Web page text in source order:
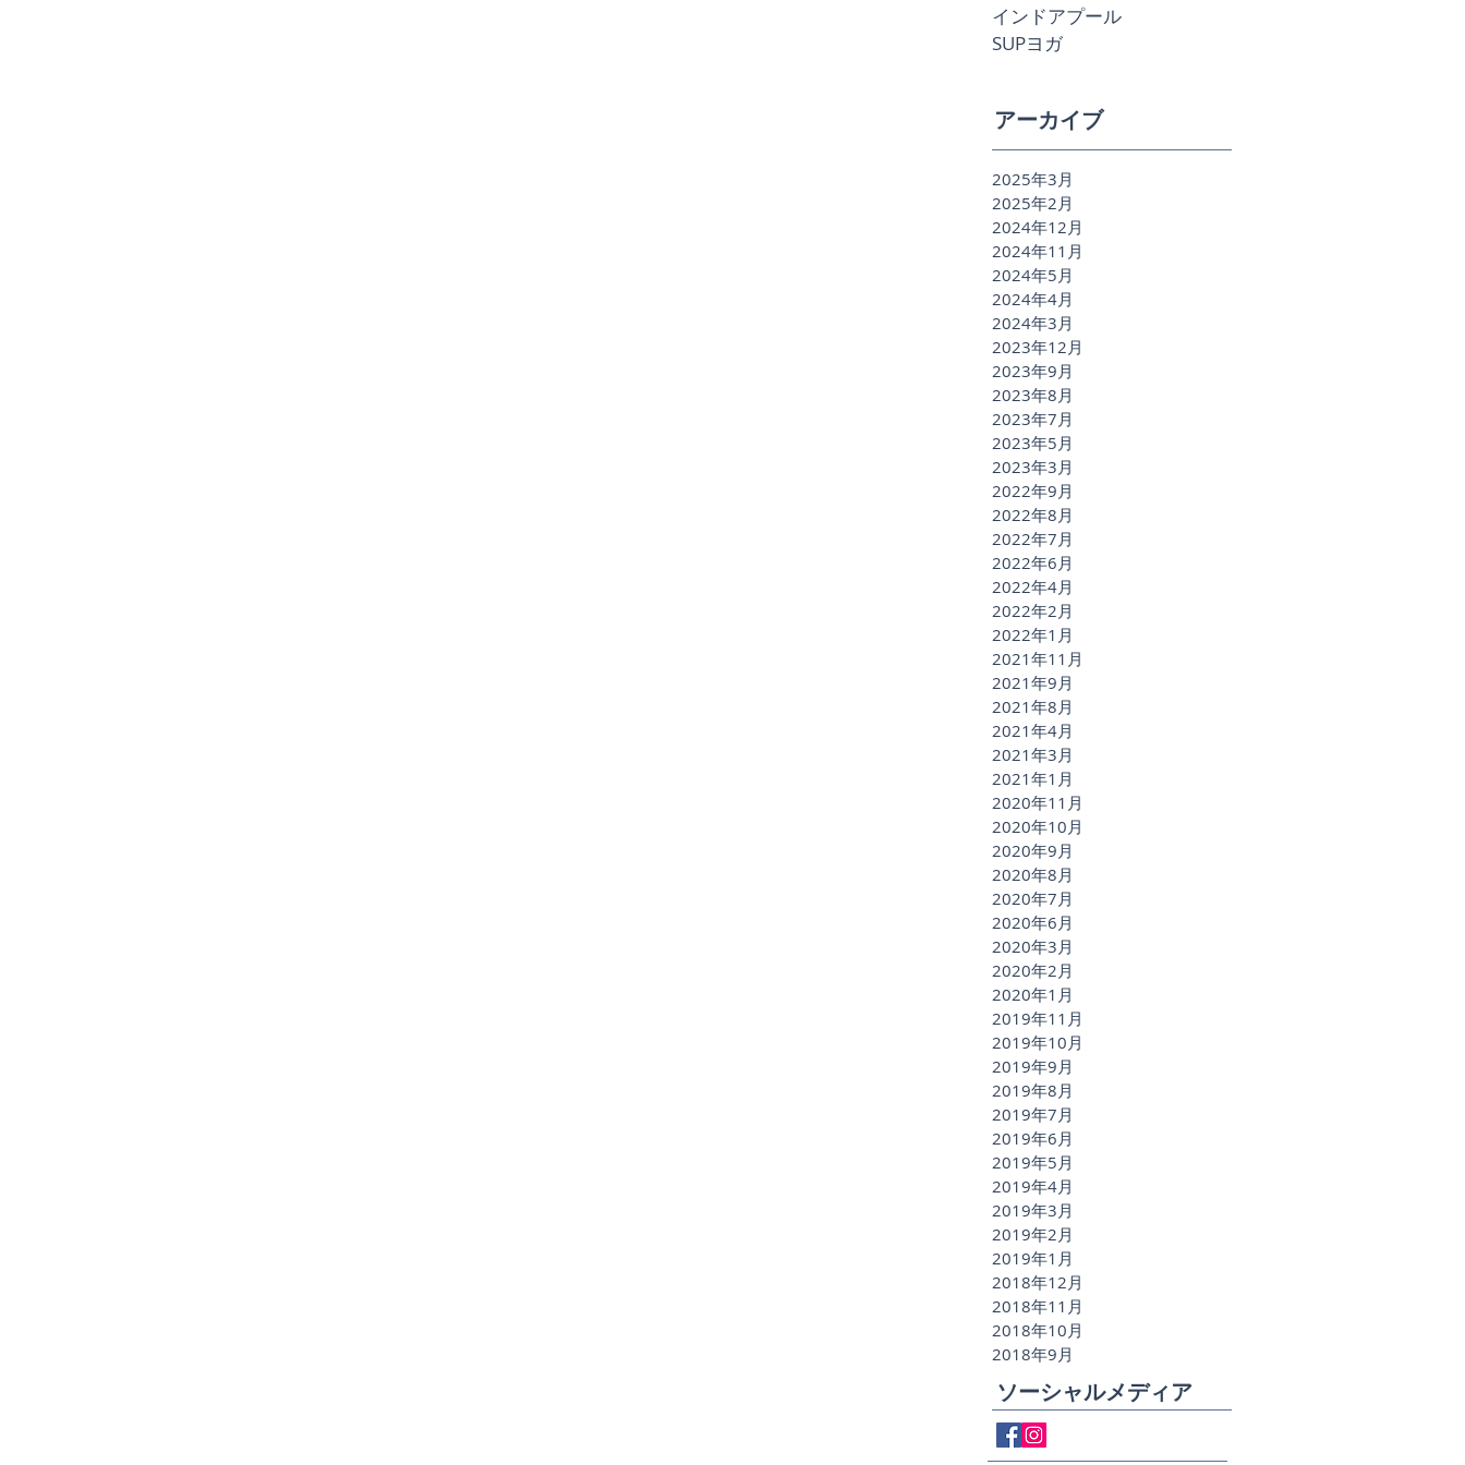
インドアプール
SUPヨガ
アーカイブ
2025年3月
2025年2月
2024年12月
2024年11月
2024年5月
2024年4月
2024年3月
2023年12月
2023年9月
2023年8月
2023年7月
2023年5月
2023年3月
2022年9月
2022年8月
2022年7月
2022年6月
2022年4月
2022年2月
2022年1月
2021年11月
2021年9月
2021年8月
2021年4月
2021年3月
2021年1月
2020年11月
2020年10月
2020年9月
2020年8月
2020年7月
2020年6月
2020年3月
2020年2月
2020年1月
2019年11月
2019年10月
2019年9月
2019年8月
2019年7月
2019年6月
2019年5月
2019年4月
2019年3月
2019年2月
2019年1月
2018年12月
2018年11月
2018年10月
2018年9月
ソーシャルメディア